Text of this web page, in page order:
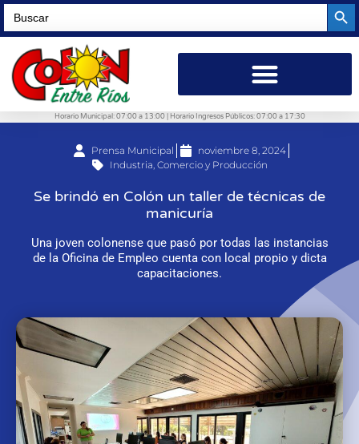
Search
for:
Horario Municipal: 07:00 a 13:00 | Horario Ingresos Públicos: 07:00 a 17:30
Prensa Municipal
noviembre 8, 2024
Industria, Comercio y Producción
Se brindó en Colón un taller de técnicas de
manicuría
Una joven colonense que pasó por todas las instancias
de la Oficina de Empleo cuenta con local propio y dicta
capacitaciones.